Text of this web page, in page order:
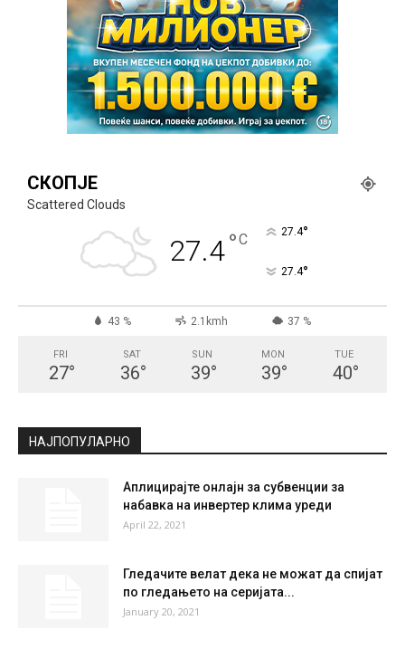
СКОПЈЕ
Scattered Clouds
27.4°C 27.4°
27.4°
43 % 2.1kmh 37 %
FRI
27°
SAT
36°
SUN
39°
MON
39°
TUE
40°
НАЈПОПУЛАРНО
Аплицирајте онлајн за субвенции за
набавка на инвертер клима уреди
April 22, 2021
Гледачите велат дека не можат да спијат
по гледањето на серијата...
January 20, 2021